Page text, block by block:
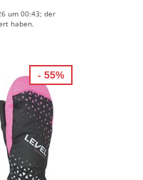
um 00:43; der
haben.
- 55%